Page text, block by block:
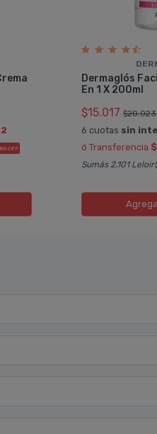
OFF
Dermaglós
En 1 X 200ml
$15.017 $20.023
6 cuotas sin
ó Transferencia
Sumás 2.101